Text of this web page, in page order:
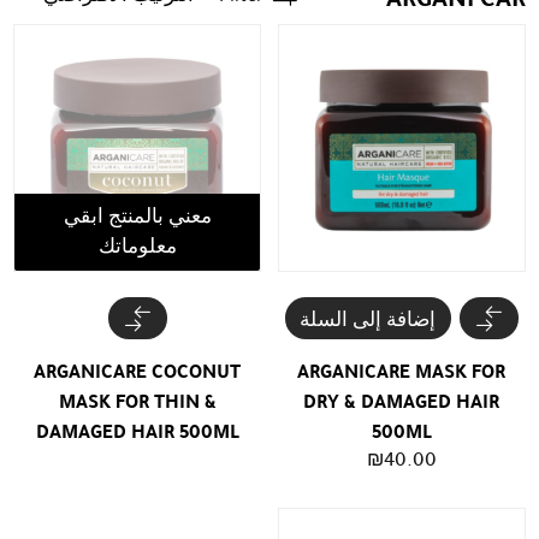
ARGANICARE MASK FOR
DRY & DAMAGED HAIR
500ML
₪40.00
إضافة إلى السلة
معني بالمنتج ابقي
معلوماتك
ARGANICARE COCONUT
MASK FOR THIN &
DAMAGED HAIR 500ML